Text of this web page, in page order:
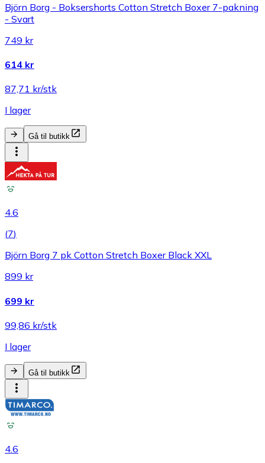
Björn Borg - Boksershorts Cotton Stretch Boxer 7-pakning
- Svart
749 kr
614 kr
87,71 kr/stk
I lager
Gå til butikk
4.6
(7)
Björn Borg 7 pk Cotton Stretch Boxer Black XXL
899 kr
699 kr
99,86 kr/stk
I lager
Gå til butikk
4.6